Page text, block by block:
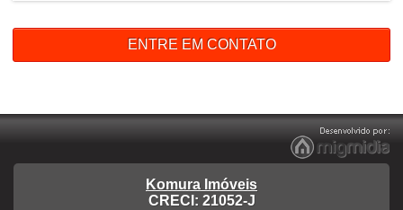
ENTRE EM CONTATO
Komura Imóveis
CRECI: 21052-J